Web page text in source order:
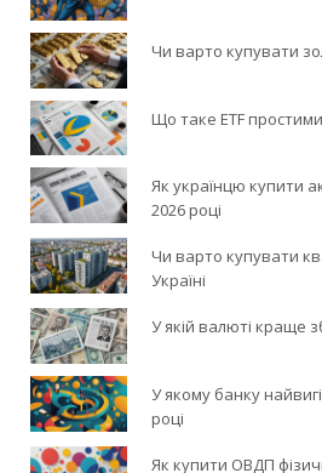
Чи варто купувати
Що таке ETF
Як українцю купити
2026 році
Чи варто купувати
Україні
У якій валюті краще
У якому банку
році
Як купити ОВДП